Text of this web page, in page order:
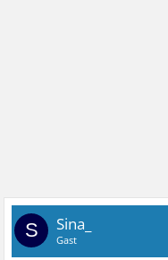
S Sina_
Gast